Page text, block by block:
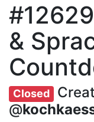
#12629
&
Closed
@